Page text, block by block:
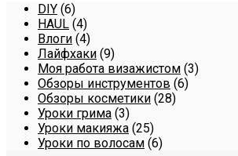
DIY (6)
HAUL (4)
Влоги (4)
Лайфхаки (9)
Моя работа визажистом (3)
Обзоры инструментов (6)
Обзоры косметики (28)
Уроки грима (3)
Уроки макияжа (25)
Уроки по волосам (6)